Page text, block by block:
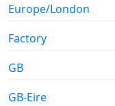
Europe/London
Factory
GB
GB-Eire